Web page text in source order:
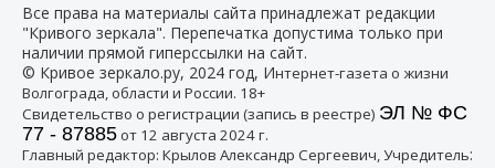
Все права на материалы сайта принадлежат редакции
"Кривого зеркала". Перепечатка допустима только при
наличии прямой гиперссылки на сайт.
© Кривое зеркало.ру, 2024 год, Интернет-газета о жизни
Волгограда, области и России. 18+
Свидетельство о регистрации (запись в реестре) ЭЛ № ФС
77 - 87885от 12 августа 2024 г.
Главный редактор: Крылов Александр Сергеевич, Учредитель: